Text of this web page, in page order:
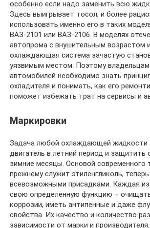
особенно если надо заменить всю
Здесь выигрывает тосол, и более
использовать именно его в таких
ВАЗ-2101 или ВАЗ-2106. В моделях
автопрома с внушительным возрастом
охлаждающая система зачастую
уязвимым местом. Поэтому владельцам
автомобилей необходимо знать
охладителя и понимать, как его
поможет избежать трат на сервисы и
Маркировки
Задача любой охлаждающей жидкости
двигатель в летний период и защитить
зимние месяцы. Основой современного
прежнему служит этиленгликоль,
всевозможными присадками. Каждая
свою определенную функцию –
коррозии, иметь антипенные и даже
свойства. Их качество и количество
зависимости от марки и производителя.